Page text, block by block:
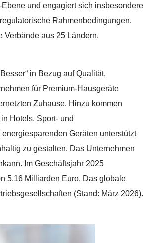
und engagiert sich insbesondere
Rahmenbedingungen.
Verbände aus 25 Ländern.
in Bezug auf Qualität,
für Premium-Hausgeräte
Zuhause. Hinzu kommen
Hotels, Sport- und
Geräten unterstützt
zu gestalten. Das Unternehmen
Im Geschäftsjahr 2025
5,16 Milliarden Euro. Das globale
(Stand: März 2026).